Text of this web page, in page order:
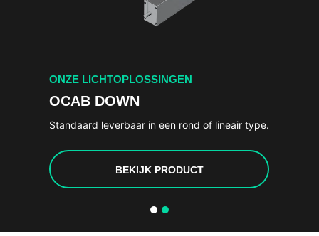
ONZE LICHTOPLOSSINGEN
OCAB DOWN
Standaard leverbaar in een rond of lineair type.
BEKIJK PRODUCT